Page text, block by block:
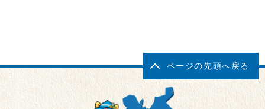
ページの先頭へ戻る